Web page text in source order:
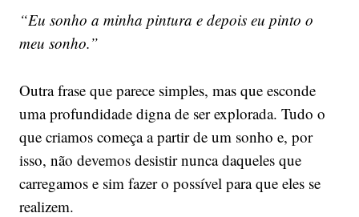
“Eu sonho a minha pintura e depois eu pinto o
meu sonho.”
Outra frase que parece simples, mas que esconde
uma profundidade digna de ser explorada. Tudo o
que criamos começa a partir de um sonho e, por
isso, não devemos desistir nunca daqueles que
carregamos e sim fazer o possível para que eles se
realizem.